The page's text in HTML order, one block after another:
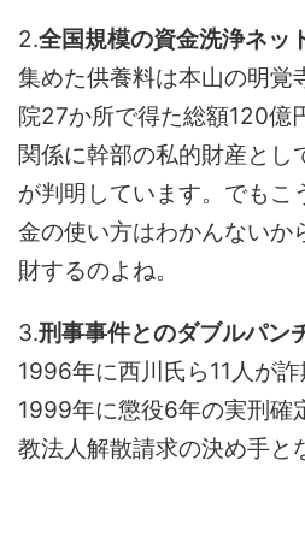
2.全国規模の資金洗浄ネッ
集めた供養料は本山の明覚
院27か所で得た総額120億
関係に幹部の私的財産とし
が判明しています。でもこ
金の使い方はわかんないか
財するのよね。
3.刑事事件とのダブルパン
1996年に西川氏ら11人が詐
1999年に懲役6年の実刑確
教法人解散請求の決め手と